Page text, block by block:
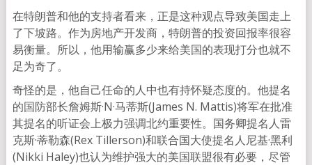
在特朗普和他的支持者看来，正是这种观点导致美国走上
了下坡路。作为房地产开发商，特朗普的投资回报率很容
易衡量。所以，他用输赢多少来给美国的表现打分也就不
足为奇了。
奇怪的是，他自己任命的人中也有持怀疑态度的。他提名
的国防部长詹姆斯·N·马蒂斯(James N. Mattis)将军在批准
其提名的听证会上极力强调北约重要性。国务卿提名人雷
克斯·蒂勒森(Rex Tillerson)和联合国大使提名人尼基·黑利
(Nikki Haley)也认为维护强大的美国联盟很有必要，尽管